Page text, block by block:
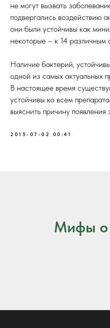
не могут вызвать
подвергались воздействию
они были устойчивы как
некоторые – к 14 различным
Наличие бактерий,
одной из самых актуальных
В настоящее время
устойчивы ко всем
выяснить причину появления
2015-07-02 00:41
Мифы о